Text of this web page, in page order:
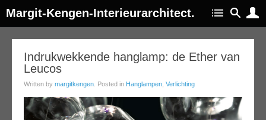
Margit-Kengen-Interieurarchitect.
Indrukwekkende hanglamp: de Ether van
Leucos
Written by margitkengen . Posted in Hanglampen Verlichting